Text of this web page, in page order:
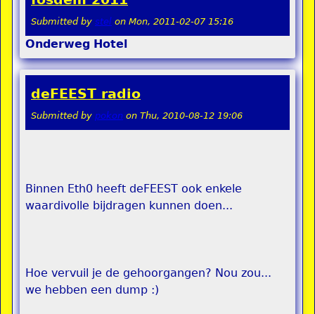
Submitted by stel on Mon, 2011-02-07 15:16
Onderweg Hotel
deFEEST radio
Submitted by pokon on Thu, 2010-08-12 19:06
Binnen Eth0 heeft deFEEST ook enkele
waardivolle bijdragen kunnen doen...
Hoe vervuil je de gehoorgangen? Nou zou...
we hebben een dump :)